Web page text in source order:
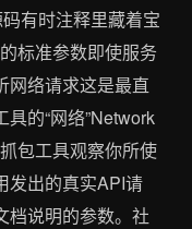
有时注释里藏着宝
标准参数即使服务
网络请求这是最直
的“网络”Network
包工具观察你所使
发出的真实API请
档说明的参数。社